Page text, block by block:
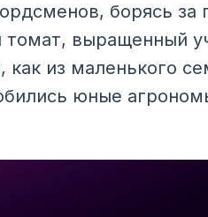
борясь за
выращенный
из маленького
юные